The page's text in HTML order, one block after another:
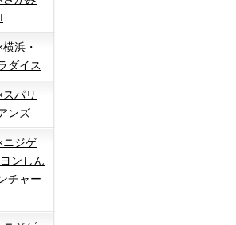
浜・
ダイス
パリ
ンズ
ニジゲ
ンしん
チャー